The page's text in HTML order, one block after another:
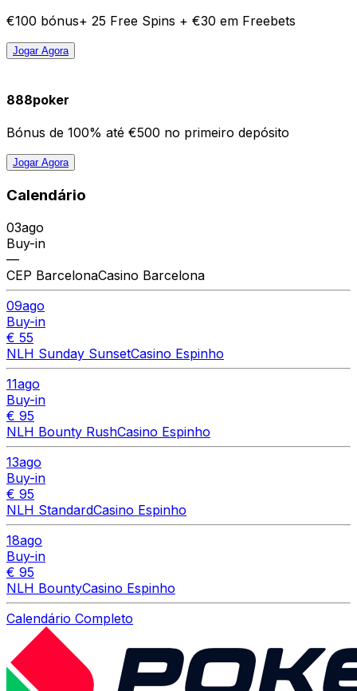
€100 bónus+ 25 Free Spins + €30 em Freebets
Jogar Agora
888poker
Bónus de 100% até €500 no primeiro depósito
Jogar Agora
Calendário
03ago
Buy-in
—
CEP BarcelonaCasino Barcelona
09ago
Buy-in
€ 55
NLH Sunday SunsetCasino Espinho
11ago
Buy-in
€ 95
NLH Bounty RushCasino Espinho
13ago
Buy-in
€ 95
NLH StandardCasino Espinho
18ago
Buy-in
€ 95
NLH BountyCasino Espinho
Calendário Completo